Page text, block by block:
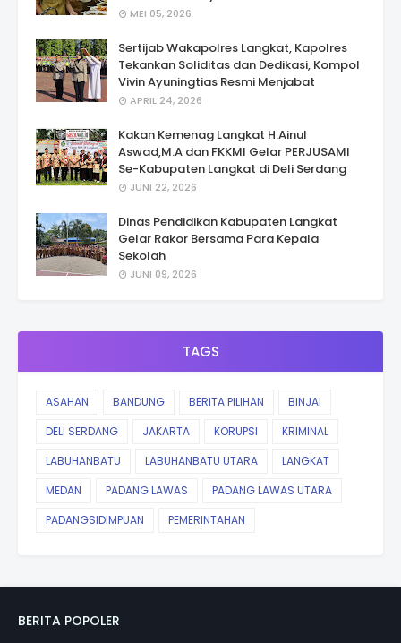
MEI 05, 2026
Sertijab Wakapolres Langkat, Kapolres
Tekankan Soliditas dan Dedikasi, Kompol
Vivin Ayuningtias Resmi Menjabat
APRIL 24, 2026
Kakan Kemenag Langkat H.Ainul
Aswad,M.A dan FKKMI Gelar PERJUSAMI
Se-Kabupaten Langkat di Deli Serdang
JUNI 22, 2026
Dinas Pendidikan Kabupaten Langkat
Gelar Rakor Bersama Para Kepala
Sekolah
JUNI 09, 2026
TAGS
ASAHAN BANDUNG BERITA PILIHAN
BINJAI
DELI SERDANG
JAKARTA KORUPSI
KRIMINAL
LABUHANBATU
LABUHANBATU UTARA
LANGKAT
MEDAN
PADANG LAWAS
PADANG LAWAS UTARA
PADANGSIDIMPUAN
PEMERINTAHAN
BERITA POPOLER